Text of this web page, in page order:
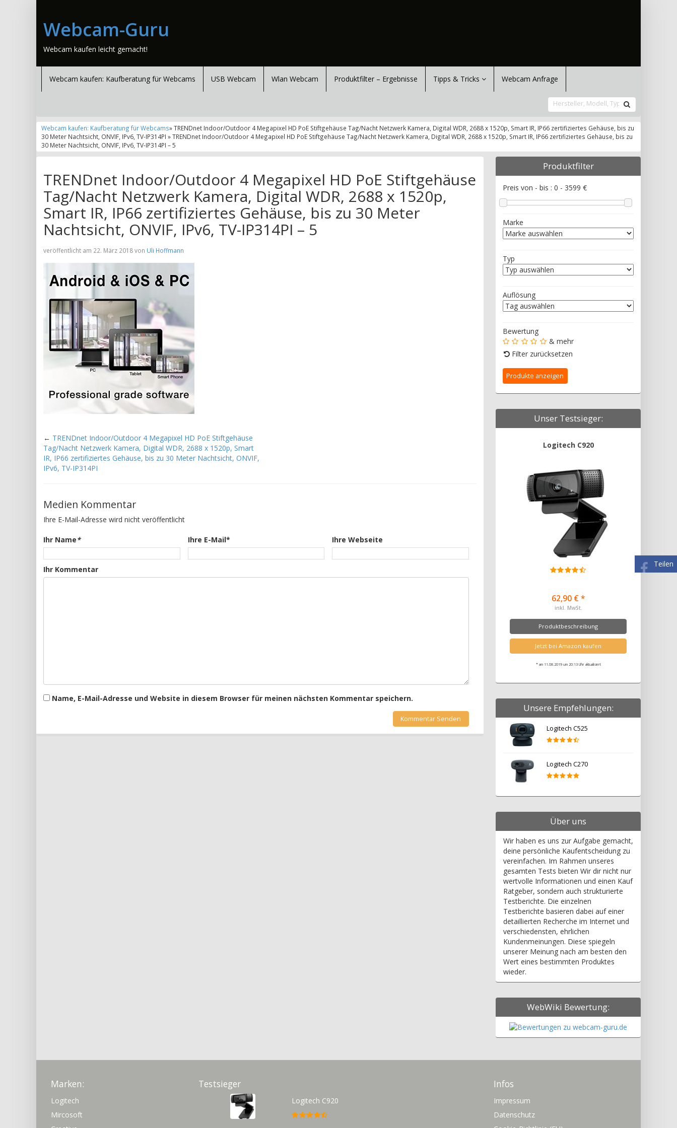
Webcam-Guru
Webcam kaufen leicht gemacht!
Webcam kaufen: Kaufberatung für Webcams USB Webcam Wlan Webcam Produktfilter – Ergebnisse Tipps & Tricks Webcam Anfrage
Webcam kaufen: Kaufberatung für Webcams» TRENDnet Indoor/Outdoor 4 Megapixel HD PoE Stiftgehäuse Tag/Nacht Netzwerk Kamera, Digital WDR, 2688 x 1520p, Smart IR, IP66 zertifiziertes Gehäuse, bis zu
30 Meter Nachtsicht, ONVIF, IPv6, TV-IP314PI » TRENDnet Indoor/Outdoor 4 Megapixel HD PoE Stiftgehäuse Tag/Nacht Netzwerk Kamera, Digital WDR, 2688 x 1520p, Smart IR, IP66 zertifiziertes Gehäuse, bis zu
30 Meter Nachtsicht, ONVIF, IPv6, TV-IP314PI – 5
Teilen
TRENDnet Indoor/Outdoor 4 Megapixel HD PoE Stiftgehäuse
Tag/Nacht Netzwerk Kamera, Digital WDR, 2688 x 1520p,
Smart IR, IP66 zertifiziertes Gehäuse, bis zu 30 Meter
Nachtsicht, ONVIF, IPv6, TV-IP314PI – 5
veröffentlicht am 22. März 2018 von Uli Hoffmann
← TRENDnet Indoor/Outdoor 4 Megapixel HD PoE Stiftgehäuse
Tag/Nacht Netzwerk Kamera, Digital WDR, 2688 x 1520p, Smart
IR, IP66 zertifiziertes Gehäuse, bis zu 30 Meter Nachtsicht, ONVIF,
IPv6, TV-IP314PI
Medien Kommentar
Ihre E-Mail-Adresse wird nicht veröffentlicht
Ihr Name* Ihre E-Mail* Ihre Webseite
Ihr Kommentar
Name, E-Mail-Adresse und Website in diesem Browser für meinen nächsten Kommentar speichern.
Produktfilter
Preis von - bis : 0 - 3599 €
Marke
Typ
Auflösung
Bewertung
& mehr
Filter zurücksetzen
Unser Testsieger:
Logitech C920
62,90 € *
inkl. MwSt.
Produktbeschreibung
Jetzt bei Amazon kaufen
* am 11.08.2019 um 20:13 Uhr aktualisiert
Unsere Empfehlungen:
Logitech C525
Logitech C270
Über uns
Wir haben es uns zur Aufgabe gemacht,
deine persönliche Kaufentscheidung zu
vereinfachen. Im Rahmen unseres
gesamten Tests bieten Wir dir nicht nur
wertvolle Informationen und einen Kauf
Ratgeber, sondern auch strukturierte
Testberichte. Die einzelnen
Testberichte basieren dabei auf einer
detaillierten Recherche im Internet und
verschiedensten, ehrlichen
Kundenmeinungen. Diese spiegeln
unserer Meinung nach am besten den
Wert eines bestimmten Produktes
wieder.
WebWiki Bewertung:
Marken:
Logitech
Mircosoft
Testsieger
Logitech C920
Infos
Impressum
Datenschutz